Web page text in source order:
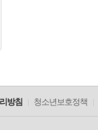
방침 청소년보호정책